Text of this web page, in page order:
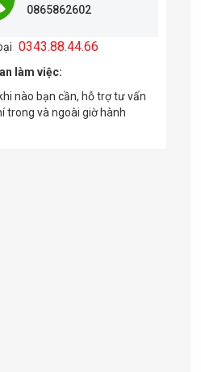
0865862602
0343.88.44.66
làm việc:
nào bạn cần, hỗ trợ tư vấn
trong và ngoài giờ hành